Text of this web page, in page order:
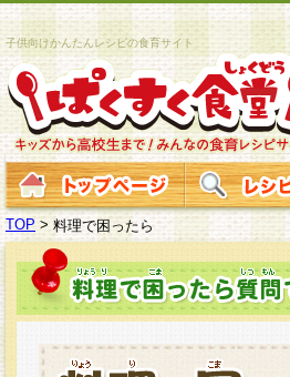
子供向けかんたんレシピの食育サイト
TOP >料理で困ったら